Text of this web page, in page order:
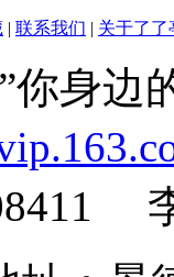
| 联系我们 | 关于了了
你身边